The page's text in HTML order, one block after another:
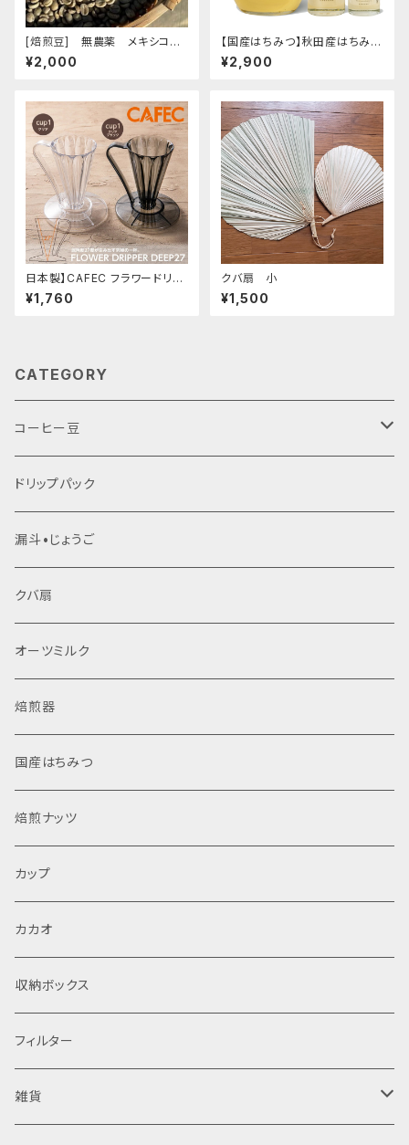
[焙煎豆] 無農薬 メキシコ
マヤビニック 100g
¥2,000
【国産はちみつ】秋田産はちみつ
はりえんじゅ エクストラライトブ
ラウン180ml
¥2,900
日本製】CAFEC フラワードリッ
パー DEEP27 CUP1サイズ 1杯
用 クリアブラック
¥1,760
クバ扇 小
¥1,500
CATEGORY
コーヒー豆
生豆
焙煎豆
ドリップパック
漏斗•じょうご
クバ扇
オーツミルク
焙煎器
国産はちみつ
焙煎ナッツ
カップ
カカオ
収納ボックス
フィルター
雑貨